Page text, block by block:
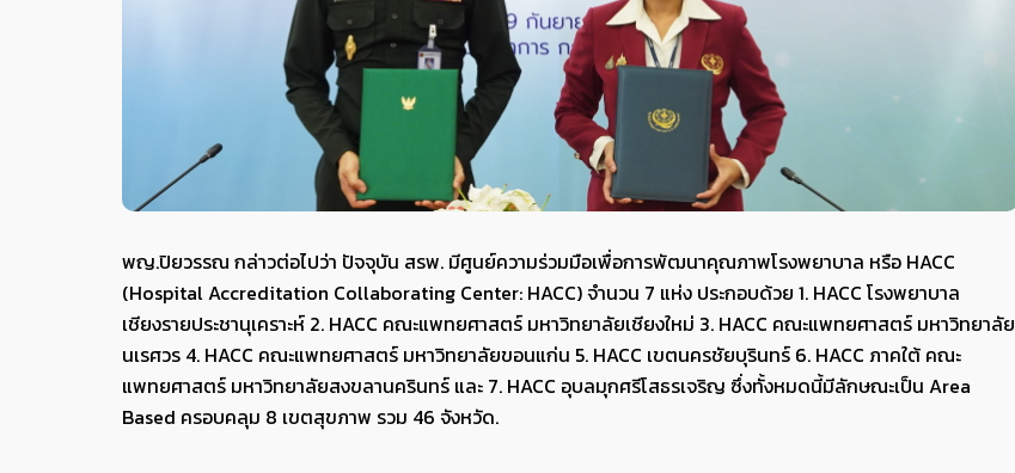
พญ.ปิยวรรณ กล่าวต่อไปว่า ปัจจุบัน สรพ. มีศูนย์ความร่วมมือเพื่อการพัฒนาคุณภาพโรงพยาบาล หรือ HACC
(Hospital Accreditation Collaborating Center: HACC) จำนวน 7 แห่ง ประกอบด้วย 1. HACC โรงพยาบาล
เชียงรายประชานุเคราะห์ 2. HACC คณะแพทยศาสตร์ มหาวิทยาลัยเชียงใหม่ 3. HACC คณะแพทยศาสตร์ มหาวิทยาลัย
นเรศวร 4. HACC คณะแพทยศาสตร์ มหาวิทยาลัยขอนแก่น 5. HACC เขตนครชัยบุรินทร์ 6. HACC ภาคใต้ คณะ
แพทยศาสตร์ มหาวิทยาลัยสงขลานครินทร์ และ 7. HACC อุบลมุกศรีโสธรเจริญ ซึ่งทั้งหมดนี้มีลักษณะเป็น Area
Based ครอบคลุม 8 เขตสุขภาพ รวม 46 จังหวัด.